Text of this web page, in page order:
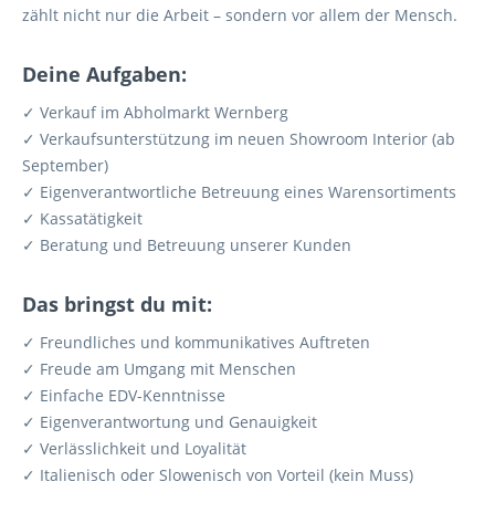
zählt nicht nur die Arbeit – sondern vor allem der Mensch.
Deine Aufgaben:
✓ Verkauf im Abholmarkt Wernberg
✓ Verkaufsunterstützung im neuen Showroom Interior (ab
September)
✓ Eigenverantwortliche Betreuung eines Warensortiments
✓ Kassatätigkeit
✓ Beratung und Betreuung unserer Kunden
Das bringst du mit:
✓ Freundliches und kommunikatives Auftreten
✓ Freude am Umgang mit Menschen
✓ Einfache EDV-Kenntnisse
✓ Eigenverantwortung und Genauigkeit
✓ Verlässlichkeit und Loyalität
✓ Italienisch oder Slowenisch von Vorteil (kein Muss)